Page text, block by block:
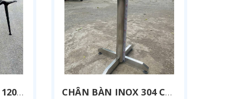
CHÂN BÀN HỌP KT 1200X2400MM BIRD-P1224 CHÂN BÀN INOX 304 CHỮ THẬP CI-X03